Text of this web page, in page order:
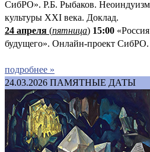
СибРО». Р.Б. Рыбаков. Неоиндуизм
культуры XXI века. Доклад.
24 апреля (пятница) 15:00
будущего». Онлайн-проект
подробнее »
24.03.2026 ПАМЯТНЫЕ ДАТЫ